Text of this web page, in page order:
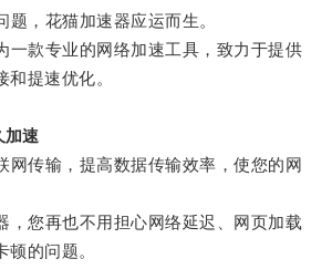
，花猫加速器应运而生。
款专业的网络加速工具，致力于提供
提速优化。
加速
传输，提高数据传输效率，使您的网
您再也不用担心网络延迟、网页加载
的问题。